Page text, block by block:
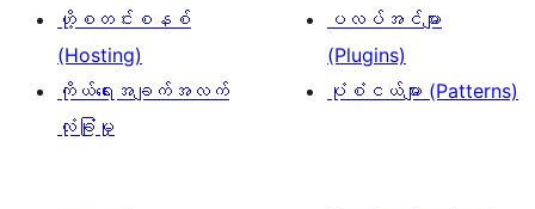
ဟို့စတင်းစနစ်
(Hosting)
ကိုယ်ရေးအချက်အလက်
လုံခြုံမှု
ပလပ်အင်များ
(Plugins)
ပုံစံငယ်များ (Patterns)